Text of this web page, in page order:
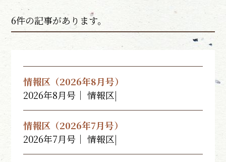
6件の記事があります。
情報区（2026年8月号）
2026年8月号｜ 情報区|
情報区（2026年7月号）
2026年7月号｜ 情報区|